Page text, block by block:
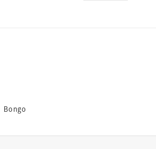
Bongo